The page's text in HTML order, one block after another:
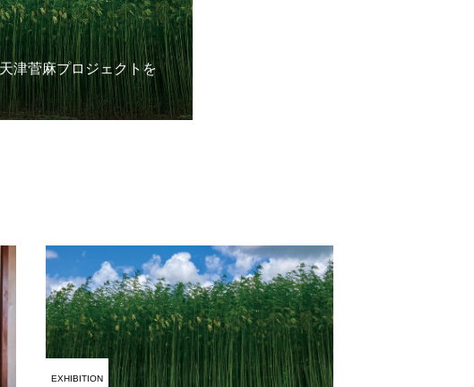
津菅麻プロジェクトを
EXHIBITION